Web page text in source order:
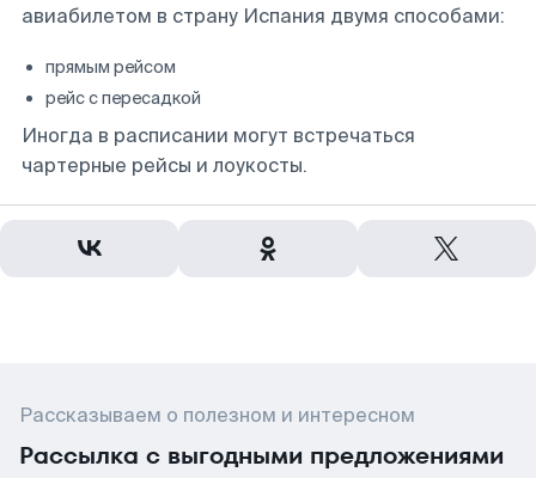
авиабилетом в страну Испания двумя способами:
прямым рейсом
рейс с пересадкой
Иногда в расписании могут встречаться
чартерные рейсы и лоукосты.
Рассказываем о полезном и интересном
Рассылка с выгодными предложениями